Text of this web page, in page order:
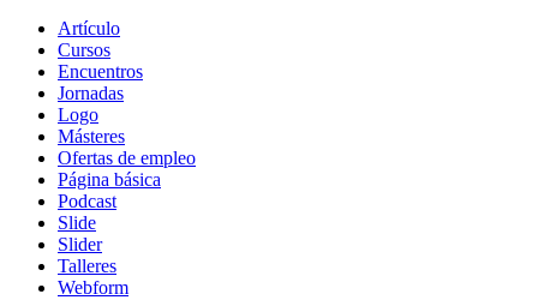
Tipo
contenido
Artículo
Cursos
Encuentros
Jornadas
Logo
Másteres
Ofertas de empleo
Página básica
Podcast
Slide
Slider
Talleres
Webform